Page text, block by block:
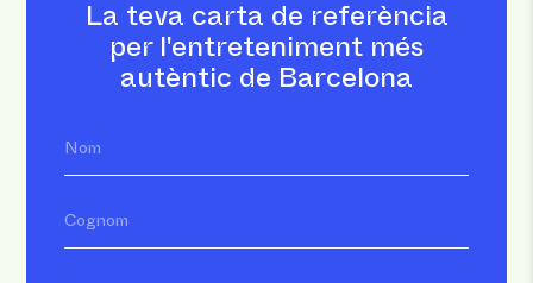
La teva carta de referència
per l'entreteniment més
autèntic de Barcelona
Nom
Cognom